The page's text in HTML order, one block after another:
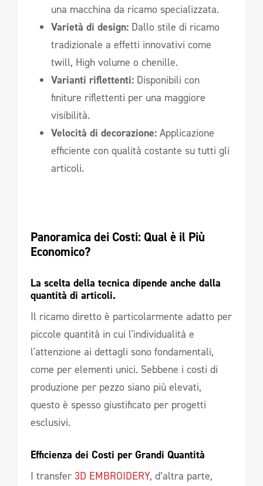
una macchina da ricamo specializzata.
Varietà di design: Dallo stile di ricamo
tradizionale a effetti innovativi come
twill, High volume o chenille.
Varianti riflettenti: Disponibili con
finiture riflettenti per una maggiore
visibilità.
Velocità di decorazione: Applicazione
efficiente con qualità costante su tutti gli
articoli.
Panoramica dei Costi: Qual è il Più
Economico?
La scelta della tecnica dipende anche dalla
quantità di articoli.
Il ricamo diretto è particolarmente adatto per
piccole quantità in cui l'individualità e
l'attenzione ai dettagli sono fondamentali,
come per elementi unici. Sebbene i costi di
produzione per pezzo siano più elevati,
questo è spesso giustificato per progetti
esclusivi.
Efficienza dei Costi per Grandi Quantità
I transfer 3D EMBROIDERY, d’altra parte,